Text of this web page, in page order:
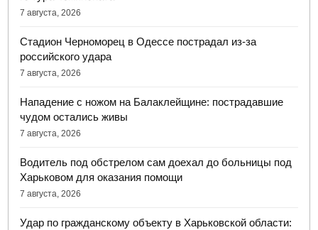
7 августа, 2026
Стадион Черноморец в Одессе пострадал из-за
российского удара
7 августа, 2026
Нападение с ножом на Балаклейщине: пострадавшие
чудом остались живы
7 августа, 2026
Водитель под обстрелом сам доехал до больницы под
Харьковом для оказания помощи
7 августа, 2026
Удар по гражданскому объекту в Харьковской области: